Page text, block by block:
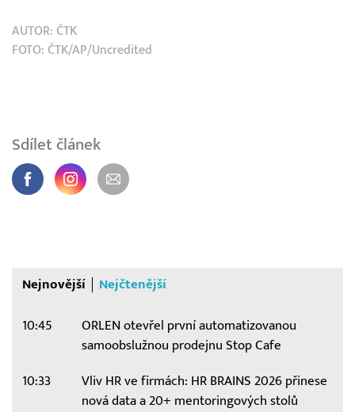
AUTOR: ČTK
FOTO: ČTK/AP/Uncredited
Sdílet článek
Nejnovější Nejčtenější
10:45
ORLEN otevřel první automatizovanou
samoobslužnou prodejnu Stop Cafe
10:33
Vliv HR ve firmách: HR BRAINS 2026 přinese
nová data a 20+ mentoringových stolů